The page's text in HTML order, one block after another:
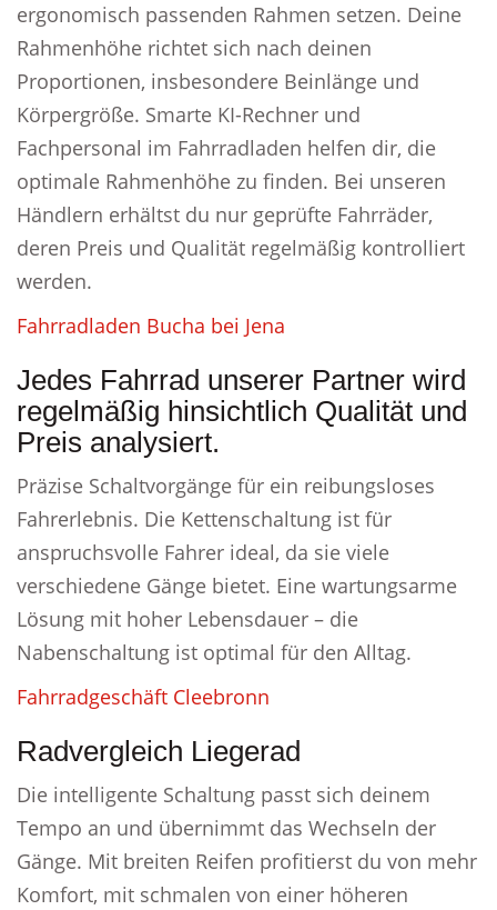
ergonomisch passenden Rahmen setzen. Deine
Rahmenhöhe richtet sich nach deinen
Proportionen, insbesondere Beinlänge und
Körpergröße. Smarte KI-Rechner und
Fachpersonal im Fahrradladen helfen dir, die
optimale Rahmenhöhe zu finden. Bei unseren
Händlern erhältst du nur geprüfte Fahrräder,
deren Preis und Qualität regelmäßig kontrolliert
werden.
Fahrradladen Bucha bei Jena
Jedes Fahrrad unserer Partner wird
regelmäßig hinsichtlich Qualität und
Preis analysiert.
Präzise Schaltvorgänge für ein reibungsloses
Fahrerlebnis. Die Kettenschaltung ist für
anspruchsvolle Fahrer ideal, da sie viele
verschiedene Gänge bietet. Eine wartungsarme
Lösung mit hoher Lebensdauer – die
Nabenschaltung ist optimal für den Alltag.
Fahrradgeschäft Cleebronn
Radvergleich Liegerad
Die intelligente Schaltung passt sich deinem
Tempo an und übernimmt das Wechseln der
Gänge. Mit breiten Reifen profitierst du von mehr
Komfort, mit schmalen von einer höheren